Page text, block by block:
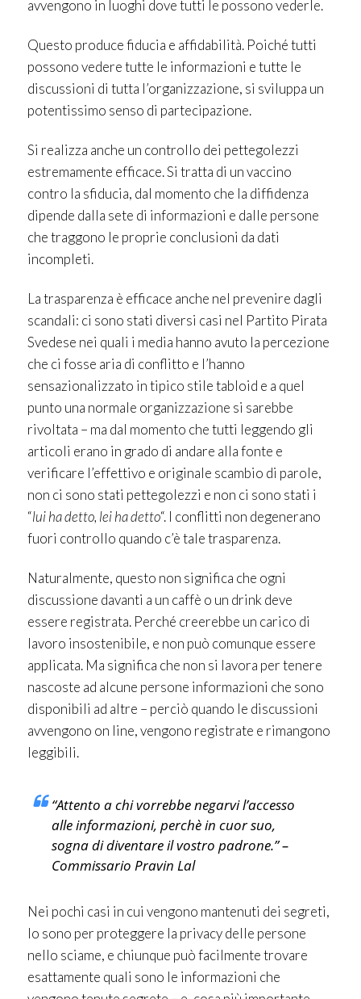
avvengono in luoghi dove tutti le possono vederle.
Questo produce fiducia e affidabilità. Poiché tutti
possono vedere tutte le informazioni e tutte le
discussioni di tutta l’organizzazione, si sviluppa un
potentissimo senso di partecipazione.
Si realizza anche un controllo dei pettegolezzi
estremamente efficace. Si tratta di un vaccino
contro la sfiducia, dal momento che la diffidenza
dipende dalla sete di informazioni e dalle persone
che traggono le proprie conclusioni da dati
incompleti.
La trasparenza è efficace anche nel prevenire dagli
scandali: ci sono stati diversi casi nel Partito Pirata
Svedese nei quali i media hanno avuto la percezione
che ci fosse aria di conflitto e l’hanno
sensazionalizzato in tipico stile tabloid e a quel
punto una normale organizzazione si sarebbe
rivoltata – ma dal momento che tutti leggendo gli
articoli erano in grado di andare alla fonte e
verificare l’effettivo e originale scambio di parole,
non ci sono stati pettegolezzi e non ci sono stati i
“lui ha detto, lei ha detto“. I conflitti non degenerano
fuori controllo quando c’è tale trasparenza.
Naturalmente, questo non significa che ogni
discussione davanti a un caffè o un drink deve
essere registrata. Perché creerebbe un carico di
lavoro insostenibile, e non può comunque essere
applicata. Ma significa che non si lavora per tenere
nascoste ad alcune persone informazioni che sono
disponibili ad altre – perciò quando le discussioni
avvengono on line, vengono registrate e rimangono
leggibili.
“Attento a chi vorrebbe negarvi l’accesso
alle informazioni, perchè in cuor suo,
sogna di diventare il vostro padrone.” –
Commissario Pravin Lal
Nei pochi casi in cui vengono mantenuti dei segreti,
lo sono per proteggere la privacy delle persone
nello sciame, e chiunque può facilmente trovare
esattamente quali sono le informazioni che